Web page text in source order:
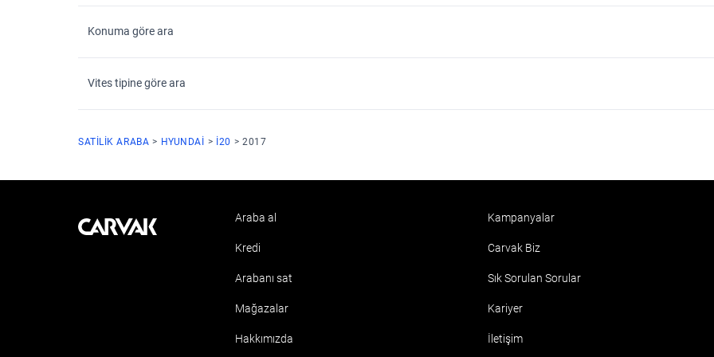
Konuma göre ara
Vites tipine göre ara
SATILIK ARABA HYUNDAI I20 2017
Kavak Araba al
Kredi
Arabanı sat
Mağazalar
Hakkımızda
Kampanyalar
Carvak Biz
Sık Sorulan Sorular
Kariyer
İletişim